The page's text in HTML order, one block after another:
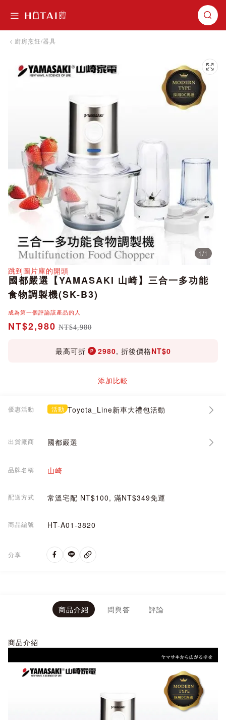
廚房烹飪/器具
1 /1
跳到圖片庫的開頭
國都嚴選【YAMASAKI 山崎】三合一多功能
食物調製機(SK-B3)
成為第一個評論該產品的人
NT$2,980 NT$4,980
最高可折 2980, 折後價格NT$0
添加比較
優惠活動 活動 Toyota_Line新車大禮包活動
出貨廠商 國都嚴選
品牌名稱 山崎
配送方式 常溫宅配 NT$100, 滿NT$349免運
商品編號 HT-A01-3820
分享
商品介紹 問與答 評論
商品介紹